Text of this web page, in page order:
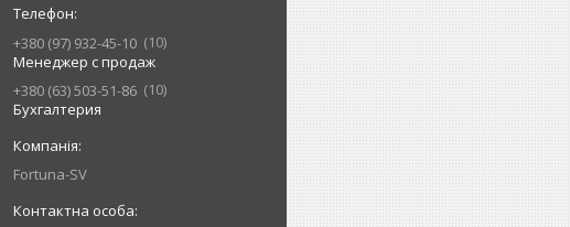
+380 (97) 932-45-10
10
Менеджер с продаж
+380 (63) 503-51-86
10
Бухгалтерия
Fortuna-SV